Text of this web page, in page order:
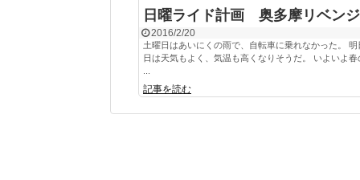
日曜ライド計画 奥多摩リベンジ
2016/2/20
土曜日はあいにくの雨で、自転車に乗れなかった。 明
日は天気もよく、気温も高くなりそうだ。 いよいよ春
記事を読む